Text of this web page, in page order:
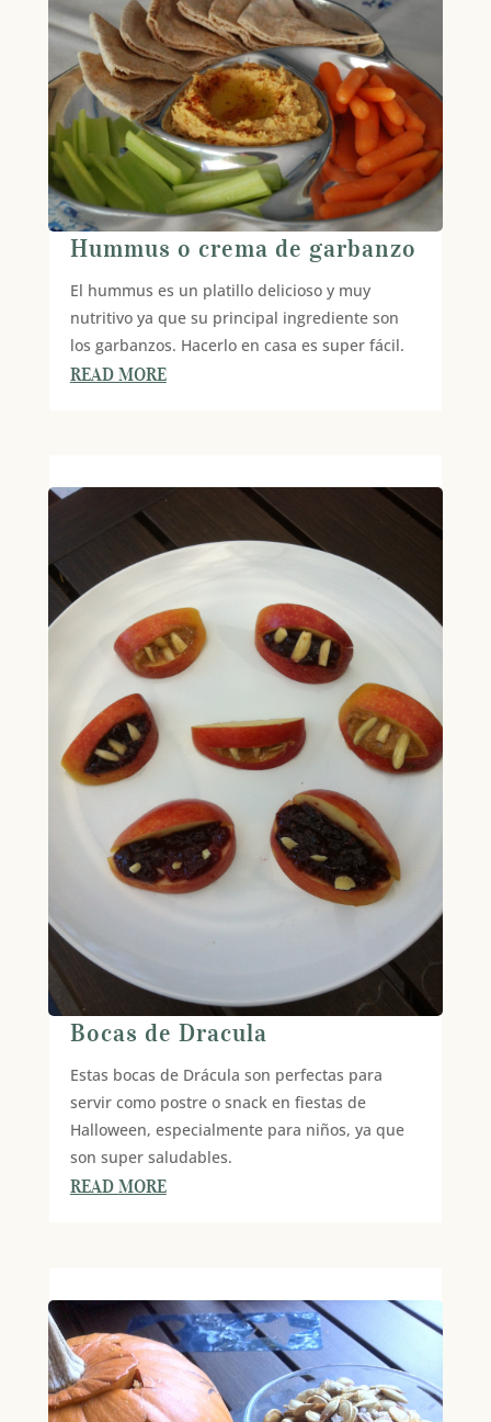
Hummus o crema de garbanzo
El hummus es un platillo delicioso y muy
nutritivo ya que su principal ingrediente son
los garbanzos. Hacerlo en casa es super fácil.
READ MORE
Bocas de Dracula
Estas bocas de Drácula son perfectas para
servir como postre o snack en fiestas de
Halloween, especialmente para niños, ya que
son super saludables.
READ MORE